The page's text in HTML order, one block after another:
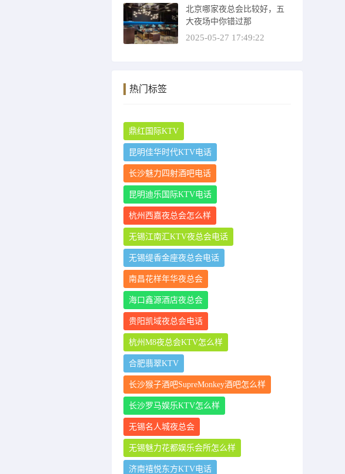
北京哪家夜总会比较好，五
大夜场中你错过那
2025-05-27 17:49:22
热门标签
鼎红国际KTV
昆明佳华时代KTV电话
长沙魅力四射酒吧电话
昆明迪乐国际KTV电话
杭州西嘉夜总会怎么样
无锡江南汇KTV夜总会电话
无锡缇香金座夜总会电话
南昌花样年华夜总会
海口鑫源酒店夜总会
贵阳凯域夜总会电话
杭州M8夜总会KTV怎么样
合肥翡翠KTV
长沙猴子酒吧SupreMonkey酒吧怎么样
长沙罗马娱乐KTV怎么样
无锡名人城夜总会
无锡魅力花都娱乐会所怎么样
济南禧悦东方KTV电话